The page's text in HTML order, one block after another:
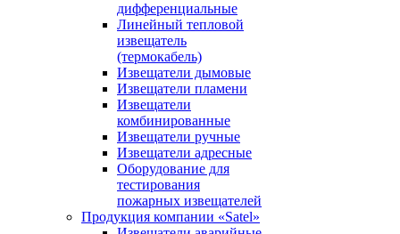
дифференциальные
Линейный тепловой
извещатель
(термокабель)
Извещатели дымовые
Извещатели пламени
Извещатели
комбинированные
Извещатели ручные
Извещатели адресные
Оборудование для
тестирования
пожарных извещателей
Продукция компании «Satel»